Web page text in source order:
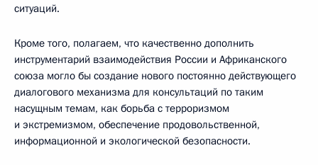
ситуаций.
Кроме того, полагаем, что качественно дополнить
инструментарий взаимодействия России и Африканского
союза могло бы создание нового постоянно действующего
диалогового механизма для консультаций по таким
насущным темам, как борьба с терроризмом
и экстремизмом, обеспечение продовольственной,
информационной и экологической безопасности.